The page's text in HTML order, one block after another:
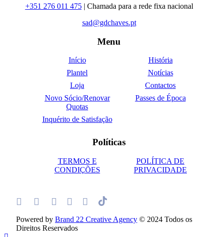
+351 276 011 475| Chamada para a rede fixa nacional
sad@gdchaves.pt
Menu
Início
História
Plantel
Notícias
Loja
Contactos
Novo Sócio/Renovar
Quotas
Passes de Época
Inquérito de Satisfação
Políticas
TERMOS E
CONDIÇÕES
POLÍTICA DE
PRIVACIDADE
Powered by Brand 22 Creative Agency © 2024 Todos os
Direitos Reservados